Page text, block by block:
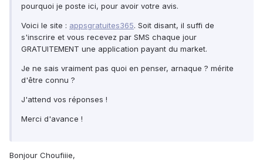
pourquoi je poste ici, pour avoir votre avis.
Voici le site : appsgratuites365. Soit disant, il suffi de
s'inscrire et vous recevez par SMS chaque jour
GRATUITEMENT une application payant du market.
Je ne sais vraiment pas quoi en penser, arnaque ? mérite
d'être connu ?
J'attend vos réponses !
Merci d'avance !
Bonjour Choufiiie,